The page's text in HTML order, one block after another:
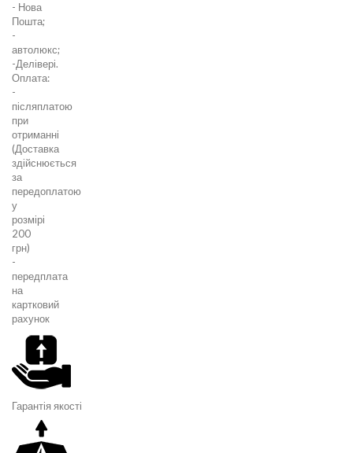
- Нова
Пошта;
-
автолюкс;
-Делівері.
Оплата:
-
післяплатою
при
отриманні
(Доставка
здійснюється
за
передоплатою
у
розмірі
200
грн)
-
передплата
на
картковий
рахунок
Гарантія якості